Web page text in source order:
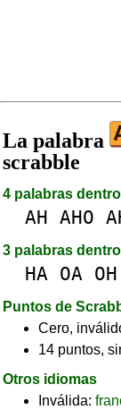
La palabra
scrabble
4 palabras
AH AHO
3 palabras
HA OA OH
Puntos de
Cero,
14 puntos,
Otros idiomas
Inválida: